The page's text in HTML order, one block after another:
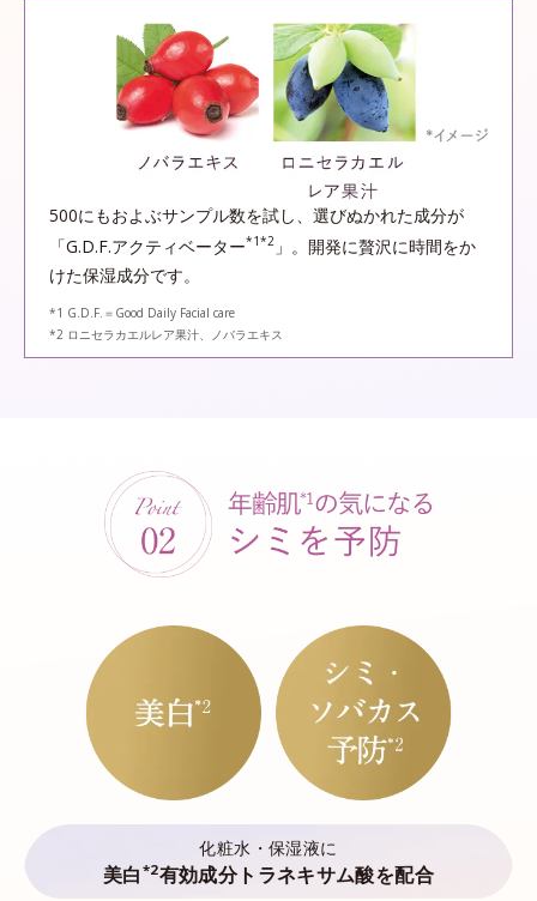
500にもおよぶサンプル数を試し、選びぬかれた成分が
「G.D.F.アクティベーター*1*2 」。開発に贅沢に時間をか
けた保湿成分です。
*1 G.D.F.＝Good Daily Facial care
*2 ロニセラカエルレア果汁、ノバラエキス
化粧水・保湿液に
美白 *2有効成分トラネキサム酸を配合